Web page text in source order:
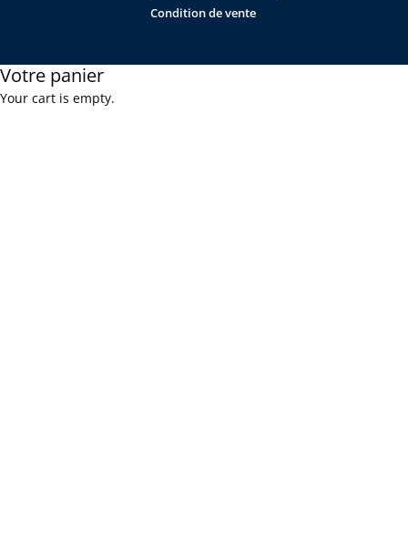
Condition de vente
Votre panier
Your cart is empty.